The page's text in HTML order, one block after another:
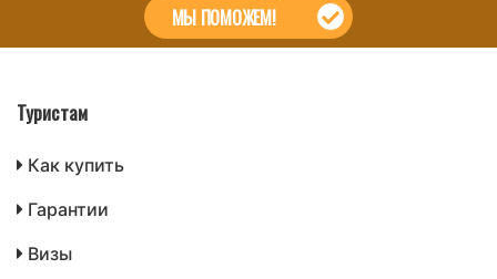
МЫ ПОМОЖЕМ!
Туристам
Как купить
Гарантии
Визы